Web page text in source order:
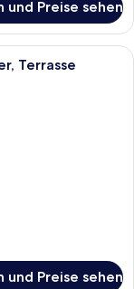
und Preise sehen
mit Bett,
Terrasse
und Preise sehen